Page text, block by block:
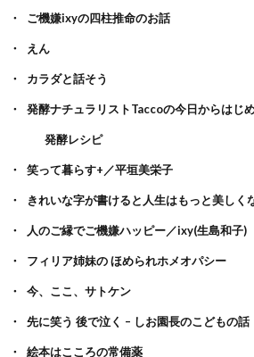
ご機嫌ixyの四柱推命のお話
えん
カラダと話そう
発酵ナチュラリストTaccoの今日からはじ
発酵レシピ
笑って暮らす+／平垣美栄子
きれいな字が書けると人生はもっと美しく
人のご縁でご機嫌ハッピー／ixy(生島和子)
フィリア姉妹の ほめられホメオパシー
今、ここ、サトケン
先に笑う 後で泣く – しお園長のこどもの話
絵本はこころの常備薬